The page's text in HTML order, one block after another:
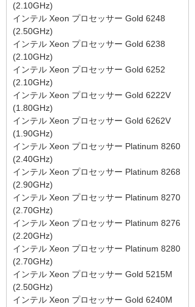
(2.10GHz)
インテル Xeon プロセッサー Gold 6248
(2.50GHz)
インテル Xeon プロセッサー Gold 6238
(2.10GHz)
インテル Xeon プロセッサー Gold 6252
(2.10GHz)
インテル Xeon プロセッサー Gold 6222V
(1.80GHz)
インテル Xeon プロセッサー Gold 6262V
(1.90GHz)
インテル Xeon プロセッサー Platinum 8260
(2.40GHz)
インテル Xeon プロセッサー Platinum 8268
(2.90GHz)
インテル Xeon プロセッサー Platinum 8270
(2.70GHz)
インテル Xeon プロセッサー Platinum 8276
(2.20GHz)
インテル Xeon プロセッサー Platinum 8280
(2.70GHz)
インテル Xeon プロセッサー Gold 5215M
(2.50GHz)
インテル Xeon プロセッサー Gold 6240M